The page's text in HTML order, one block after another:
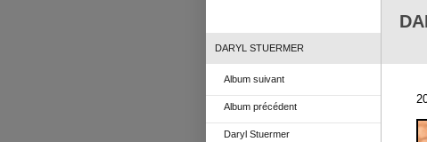
DARYL STUERMER
Album suivant
Album précédent
Daryl Stuermer